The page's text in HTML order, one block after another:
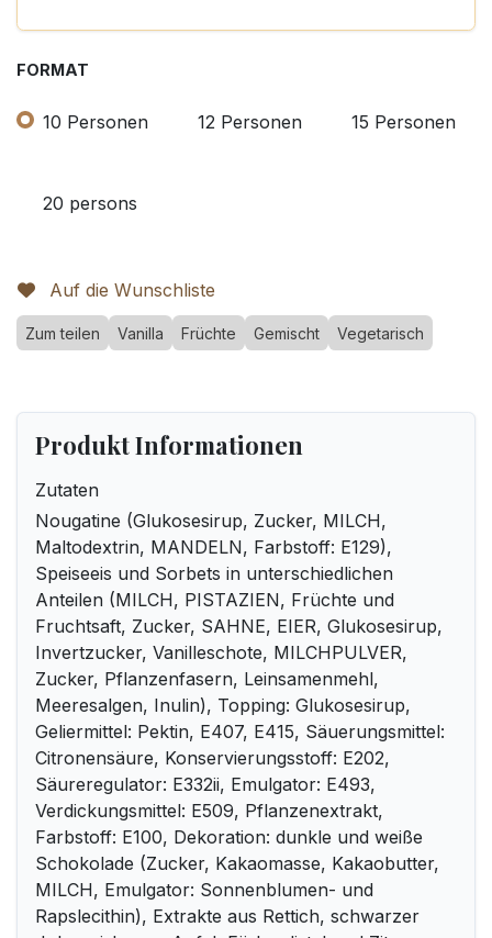
FORMAT
10 Personen 12 Personen 15 Personen
20 persons
Auf die Wunschliste
Zum teilen Vanilla Früchte Gemischt Vegetarisch
Produkt Informationen
Zutaten
Nougatine (Glukosesirup, Zucker, MILCH,
Maltodextrin, MANDELN, Farbstoff: E129),
Speiseeis und Sorbets in unterschiedlichen
Anteilen (MILCH, PISTAZIEN, Früchte und
Fruchtsaft, Zucker, SAHNE, EIER, Glukosesirup,
Invertzucker, Vanilleschote, MILCHPULVER,
Zucker, Pflanzenfasern, Leinsamenmehl,
Meeresalgen, Inulin), Topping: Glukosesirup,
Geliermittel: Pektin, E407, E415, Säuerungsmittel:
Citronensäure, Konservierungsstoff: E202,
Säureregulator: E332ii, Emulgator: E493,
Verdickungsmittel: E509, Pflanzenextrakt,
Farbstoff: E100, Dekoration: dunkle und weiße
Schokolade (Zucker, Kakaomasse, Kakaobutter,
MILCH, Emulgator: Sonnenblumen- und
Rapslecithin), Extrakte aus Rettich, schwarzer